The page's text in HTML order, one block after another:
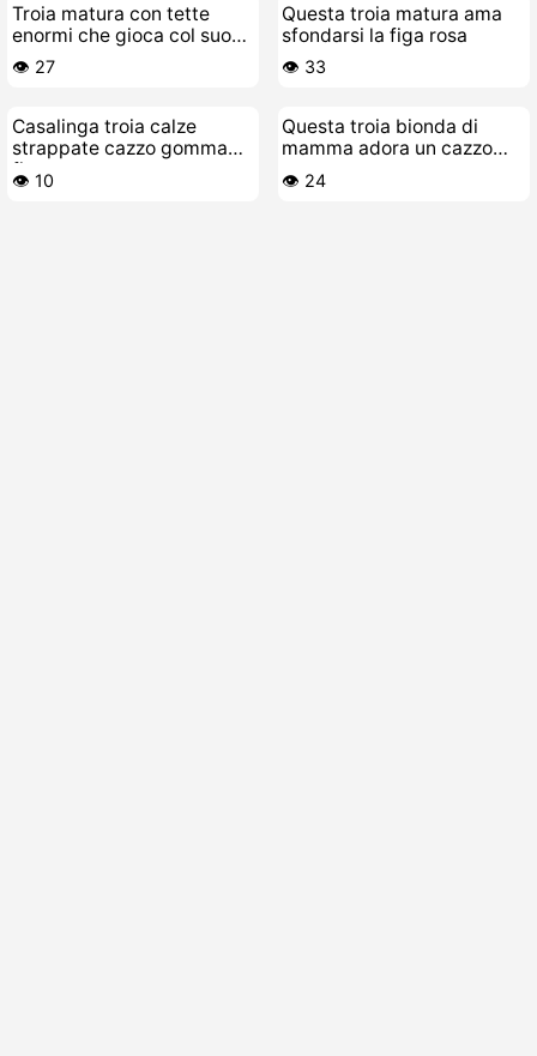
Troia matura con tette
enormi che gioca col suo
cibo
👁️ 27
Questa troia matura ama
sfondarsi la figa rosa
👁️ 33
Casalinga troia calze
strappate cazzo gomma
figa
👁️ 10
Questa troia bionda di
mamma adora un cazzo
nero
👁️ 24